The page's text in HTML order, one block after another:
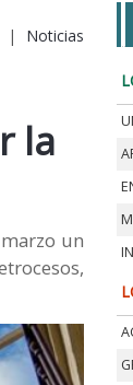
| Noticias
la
un